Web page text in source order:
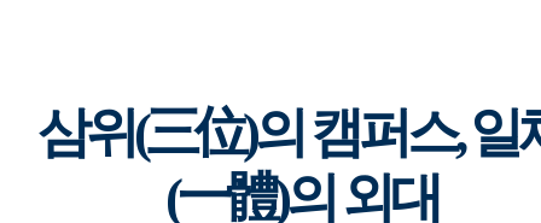
삼위(三位)의 캠퍼스, 일
(一體)의 외대